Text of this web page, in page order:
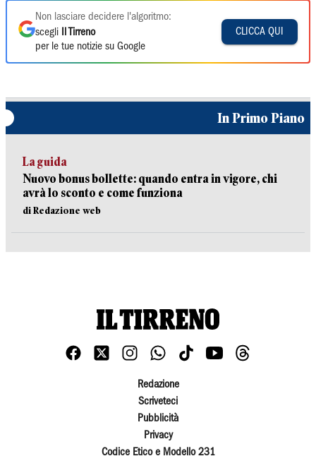
Non lasciare decidere l'algoritmo:
scegli
Il Tirreno
per le tue notizie su Google
CLICCA QUI
In Primo Piano
La guida
Nuovo bonus bollette: quando entra in vigore, chi
avrà lo sconto e come funziona
di Redazione web
Redazione
Scriveteci
Pubblicità
Privacy
Codice Etico e Modello 231